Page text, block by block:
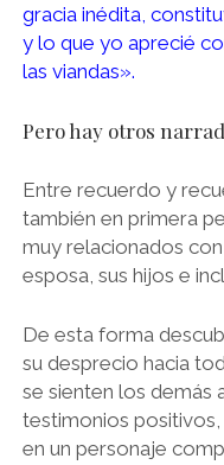
gracia inédita,
y lo que yo aprecié
las viandas».
Pero hay otros
Entre recuerdo y
también en primera
muy relacionados
esposa, sus hijos e
De esta forma
su desprecio hacia
se sienten los demás
testimonios
en un personaje